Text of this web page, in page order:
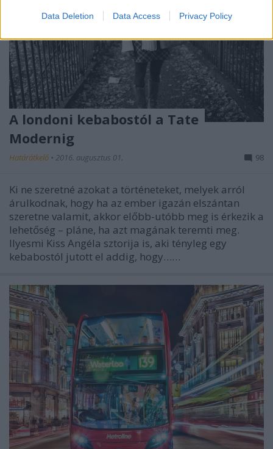
Data Deletion Data Access Privacy Policy
A londoni kebabostól a Tate
Modernig
Határátkelő • 2016. augusztus 01. 98
Ki ne szeretné azokat a történeteket, melyek arról
árulkodnak, hogy ha az ember igazán elszántan
szeretne valamit, akkor előbb-utóbb meg is érkezik a
lehetőség – pláne, ha azt magának teremti meg.
Ilyesmi Kiss Angéla sztorija is, aki tényleg egy
kebabostól jutott el addig, hogy……